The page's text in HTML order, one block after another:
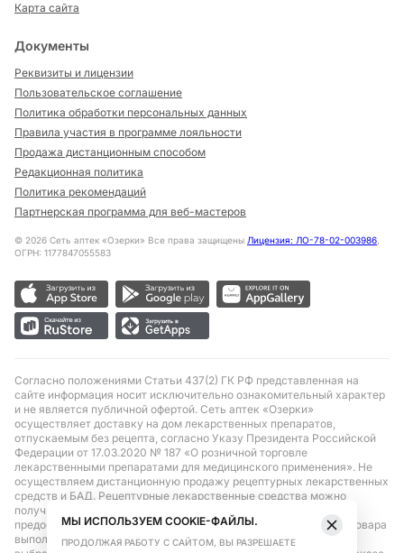
Карта сайта
Документы
Реквизиты и лицензии
Пользовательское соглашение
Политика обработки персональных данных
Правила участия в программе лояльности
Продажа дистанционным способом
Редакционная политика
Политика рекомендаций
Партнерская программа для веб-мастеров
© 2026 Сеть аптек «Озерки» Все права защищены Лицензия: ЛО-78-02-003986,
ОГРН: 1177847055583
Согласно положениями Статьи 437(2) ГК РФ представленная на
сайте информация носит исключительно ознакомительный характер
и не является публичной офертой. Сеть аптек «Озерки»
осуществляет доставку на дом лекарственных препаратов,
отпускаемым без рецепта, согласно Указу Президента Российской
Федерации от 17.03.2020 № 187 «О розничной торговле
лекарственными препаратами для медицинского применения». Не
осуществляем дистанционную продажу рецептурных лекарственных
средств и БАД. Рецептурные лекарственные средства можно
получить только при помощи самовывоза в аптеке при
предоставлении рецепта, выписанного врачом. Бронирование товара
выполняется при условиях последующего выкупа заказа в
МЫ ИСПОЛЬЗУЕМ COOKIE-ФАЙЛЫ.
ПРОДОЛЖАЯ РАБОТУ С САЙТОМ, ВЫ РАЗРЕШАЕТЕ